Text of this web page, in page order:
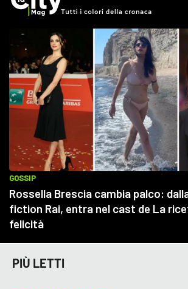
PIÙ LETTI